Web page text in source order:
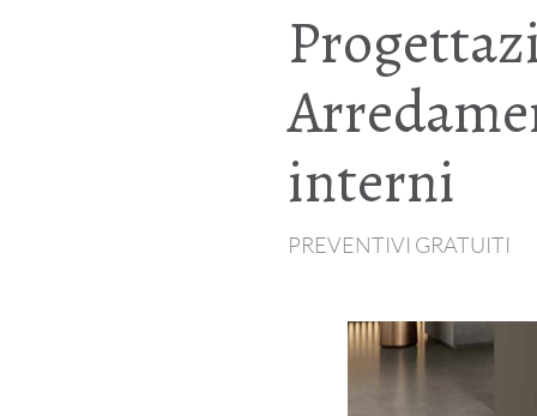
interni
PREVENTIVI GRATUITI